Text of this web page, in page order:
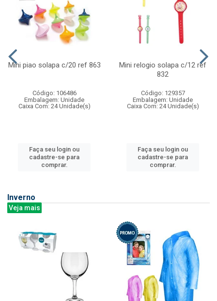
Mini piao solapa c/20 ref 863
Código: 106486
Embalagem: Unidade
Caixa Com: 24 Unidade(s)
Faça seu login ou
cadastre-se para
comprar.
Mini relogio solapa c/12 ref
832
Código: 129357
Embalagem: Unidade
Caixa Com: 24 Unidade(s)
Faça seu login ou
cadastre-se para
comprar.
Inverno
Veja mais